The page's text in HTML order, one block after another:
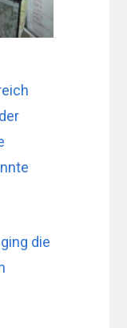
die